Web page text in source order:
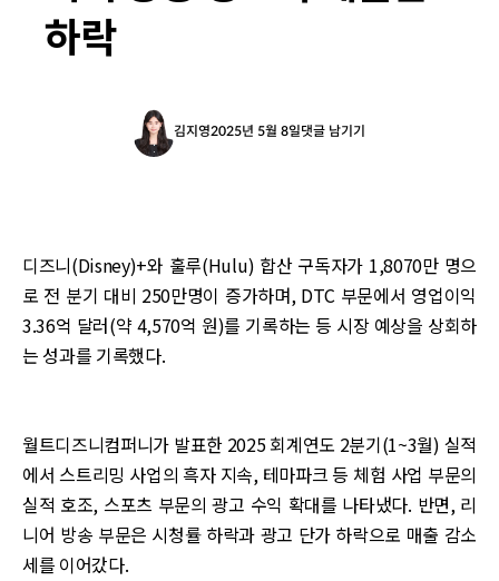
하락
김지영2025년 5월 8일댓글 남기기
디즈니(Disney)+와 훌루(Hulu) 합산 구독자가 1,8070만 명으
로 전 분기 대비 250만명이 증가하며, DTC 부문에서 영업이익
3.36억 달러(약 4,570억 원)를 기록하는 등 시장 예상을 상회하
는 성과를 기록했다.
월트디즈니컴퍼니가 발표한 2025 회계연도 2분기(1~3월) 실적
에서 스트리밍 사업의 흑자 지속, 테마파크 등 체험 사업 부문의
실적 호조, 스포츠 부문의 광고 수익 확대를 나타냈다. 반면, 리
니어 방송 부문은 시청률 하락과 광고 단가 하락으로 매출 감소
세를 이어갔다.